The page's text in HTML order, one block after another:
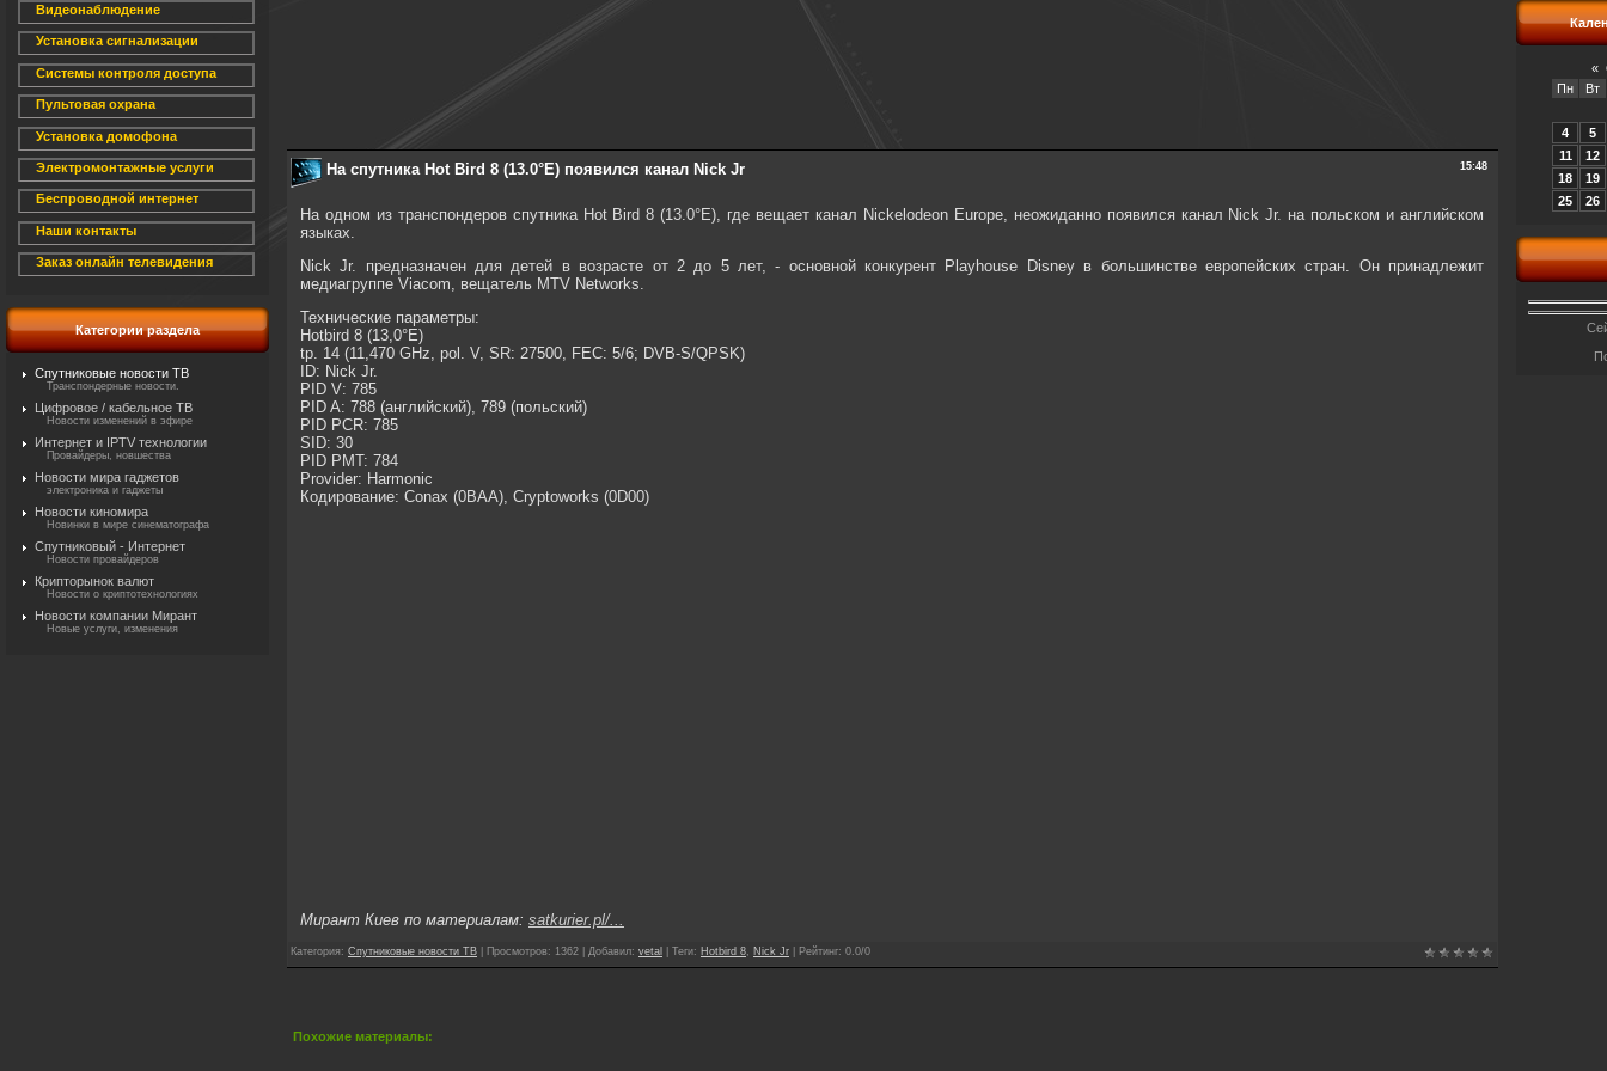
Видеонаблюдение
Установка сигнализации
Системы контроля доступа
Пультовая охрана
Установка домофона
Электромонтажные услуги
Беспроводной интернет
Наши контакты
Заказ онлайн телевидения
Категории раздела
Спутниковые новости ТВ
Транспондерные новости.
Цифровое / кабельное ТВ
Новости изменений в эфире
Интернет и IPTV технологии
Провайдеры, новшества
Новости мира гаджетов
электроника и гаджеты
Новости киномира
Новинки в мире синематографа
Спутниковый - Интернет
Новости провайдеров
Крипторынок валют
Новости о криптотехнологиях
Новости компании Мирант
Новые услуги, изменения
15:48
На спутника Hot Bird 8 (13.0°E) появился канал Nick Jr
На одном из транспондеров спутника Hot Bird 8 (13.0°E), где вещает канал Nickelodeon Europe, неожиданно появился канал Nick Jr. на польском и английском
языках.
Nick Jr. предназначен для детей в возрасте от 2 до 5 лет, - основной конкурент Playhouse Disney в большинстве европейских стран. Он принадлежит
медиагруппе Viacom, вещатель MTV Networks.
Технические параметры:
Hotbird 8 (13,0°E)
tp. 14 (11,470 GHz, pol. V, SR: 27500, FEC: 5/6; DVB-S/QPSK)
ID: Nick Jr.
PID V: 785
PID A: 788 (английский), 789 (польский)
PID PCR: 785
SID: 30
PID PMT: 784
Provider: Harmonic
Кодирование: Conax (0BAA), Cryptoworks (0D00)
Мирант Киев по материалам: satkurier.pl/...
Категория: Спутниковые новости ТВ Просмотров: 1362 Добавил: vetal Теги: Hotbird 8 Nick Jr Рейтинг: 0.0/0
Похожие материалы:
«
Пн
Вт
4
5
11
12
18
19
25
26